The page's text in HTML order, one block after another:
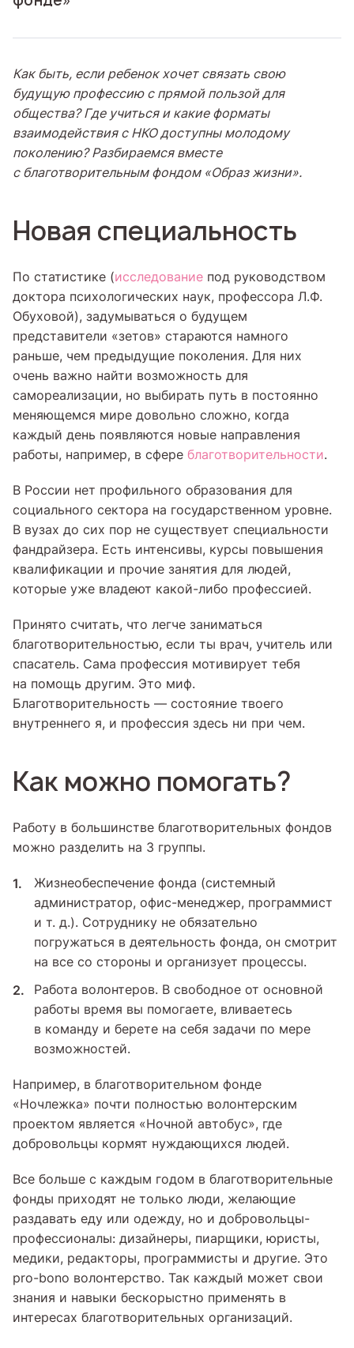
Как быть, если ребенок хочет связать свою
будущую профессию с прямой пользой для
общества? Где учиться и какие форматы
взаимодействия с НКО доступны молодому
поколению? Разбираемся вместе
с благотворительным фондом «Образ жизни».
Новая специальность
По статистике (исследование под руководством
доктора психологических наук, профессора Л.Ф.
Обуховой), задумываться о будущем
представители «зетов» стараются намного
раньше, чем предыдущие поколения. Для них
очень важно найти возможность для
самореализации, но выбирать путь в постоянно
меняющемся мире довольно сложно, когда
каждый день появляются новые направления
работы, например, в сфере благотворительности.
В России нет профильного образования для
социального сектора на государственном уровне.
В вузах до сих пор не существует специальности
фандрайзера. Есть интенсивы, курсы повышения
квалификации и прочие занятия для людей,
которые уже владеют какой-либо профессией.
Принято считать, что легче заниматься
благотворительностью, если ты врач, учитель или
спасатель. Сама профессия мотивирует тебя
на помощь другим. Это миф.
Благотворительность — состояние твоего
внутреннего я, и профессия здесь ни при чем.
Как можно помогать?
Работу в большинстве благотворительных фондов
можно разделить на 3 группы.
Жизнеобеспечение фонда (системный
администратор, офис-менеджер, программист
и т. д.). Сотруднику не обязательно
погружаться в деятельность фонда, он смотрит
на все со стороны и организует процессы.
Работа волонтеров. В свободное от основной
работы время вы помогаете, вливаетесь
в команду и берете на себя задачи по мере
возможностей.
Например, в благотворительном фонде
«Ночлежка» почти полностью волонтерским
проектом является «Ночной автобус», где
добровольцы кормят нуждающихся людей.
Все больше с каждым годом в благотворительные
фонды приходят не только люди, желающие
раздавать еду или одежду, но и добровольцы-
профессионалы: дизайнеры, пиарщики, юристы,
медики, редакторы, программисты и другие. Это
pro-bono волонтерство. Так каждый может свои
знания и навыки бескорыстно применять в
интересах благотворительных организаций.